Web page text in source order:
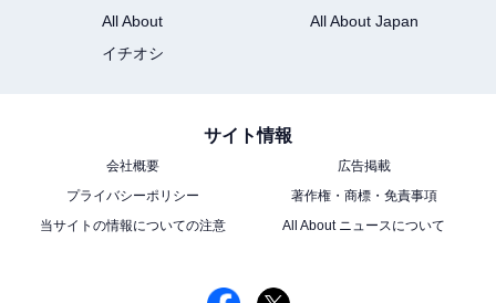
All About
All About Japan
イチオシ
サイト情報
会社概要
広告掲載
プライバシーポリシー
著作権・商標・免責事項
当サイトの情報についての注意
All About ニュースについて